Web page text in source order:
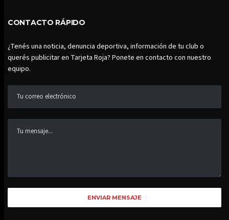
CONTACTO RÁPIDO
¿Tenés una noticia, denuncia deportiva, información de tu club o
querés publicitar en Tarjeta Roja? Ponete en contacto con nuestro
equipo.